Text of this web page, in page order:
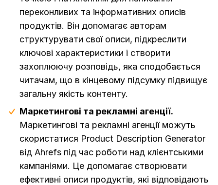
переконливих та інформативних описів
продуктів. Він допомагає авторам
структурувати свої описи, підкреслити
ключові характеристики і створити
захоплюючу розповідь, яка сподобається
читачам, що в кінцевому підсумку підвищує
загальну якість контенту.
Маркетингові та рекламні агенції.
Маркетингові та рекламні агенції можуть
скористатися Product Description Generator
від Ahrefs під час роботи над клієнтськими
кампаніями. Це допомагає створювати
ефективні описи продуктів, які відповідають